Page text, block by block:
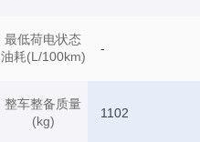
最低荷电状态
油耗(L/100km)
整车整备质量
(kg)
-
1102